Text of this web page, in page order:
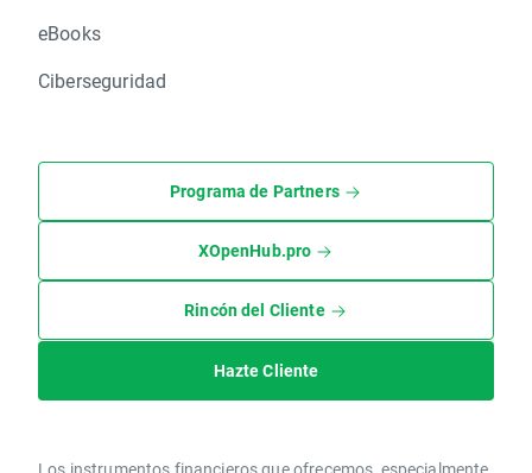
eBooks
Ciberseguridad
Programa de Partners
XOpenHub.pro
Rincón del Cliente
Hazte Cliente